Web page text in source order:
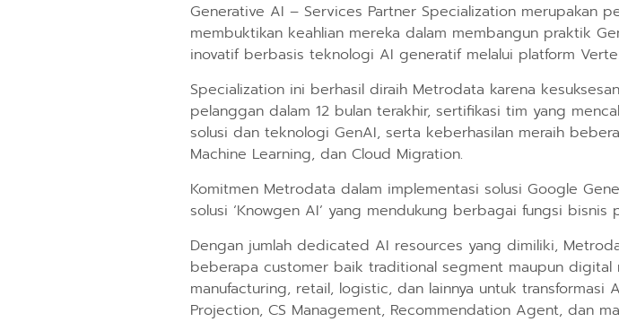
Generative AI – Services Partner Specialization merupakan
membuktikan keahlian mereka dalam membangun praktik
inovatif berbasis teknologi AI generatif melalui platform
Specialization ini berhasil diraih Metrodata karena
pelanggan dalam 12 bulan terakhir, sertifikasi tim yang
solusi dan teknologi GenAI, serta keberhasilan meraih
Machine Learning, dan Cloud Migration.
Komitmen Metrodata dalam implementasi solusi Google
solusi ‘Knowgen AI’ yang mendukung berbagai fungsi bisnis
Dengan jumlah dedicated AI resources yang dimiliki,
beberapa customer baik traditional segment maupun
manufacturing, retail, logistic, dan lainnya untuk
Projection, CS Management, Recommendation Agent, dan